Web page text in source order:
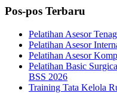
Pos-pos Terbaru
Pelatihan Asesor
Pelatihan Asesor
Pelatihan Asesor
Pelatihan Basic
BSS 2026
Training Tata Kelola